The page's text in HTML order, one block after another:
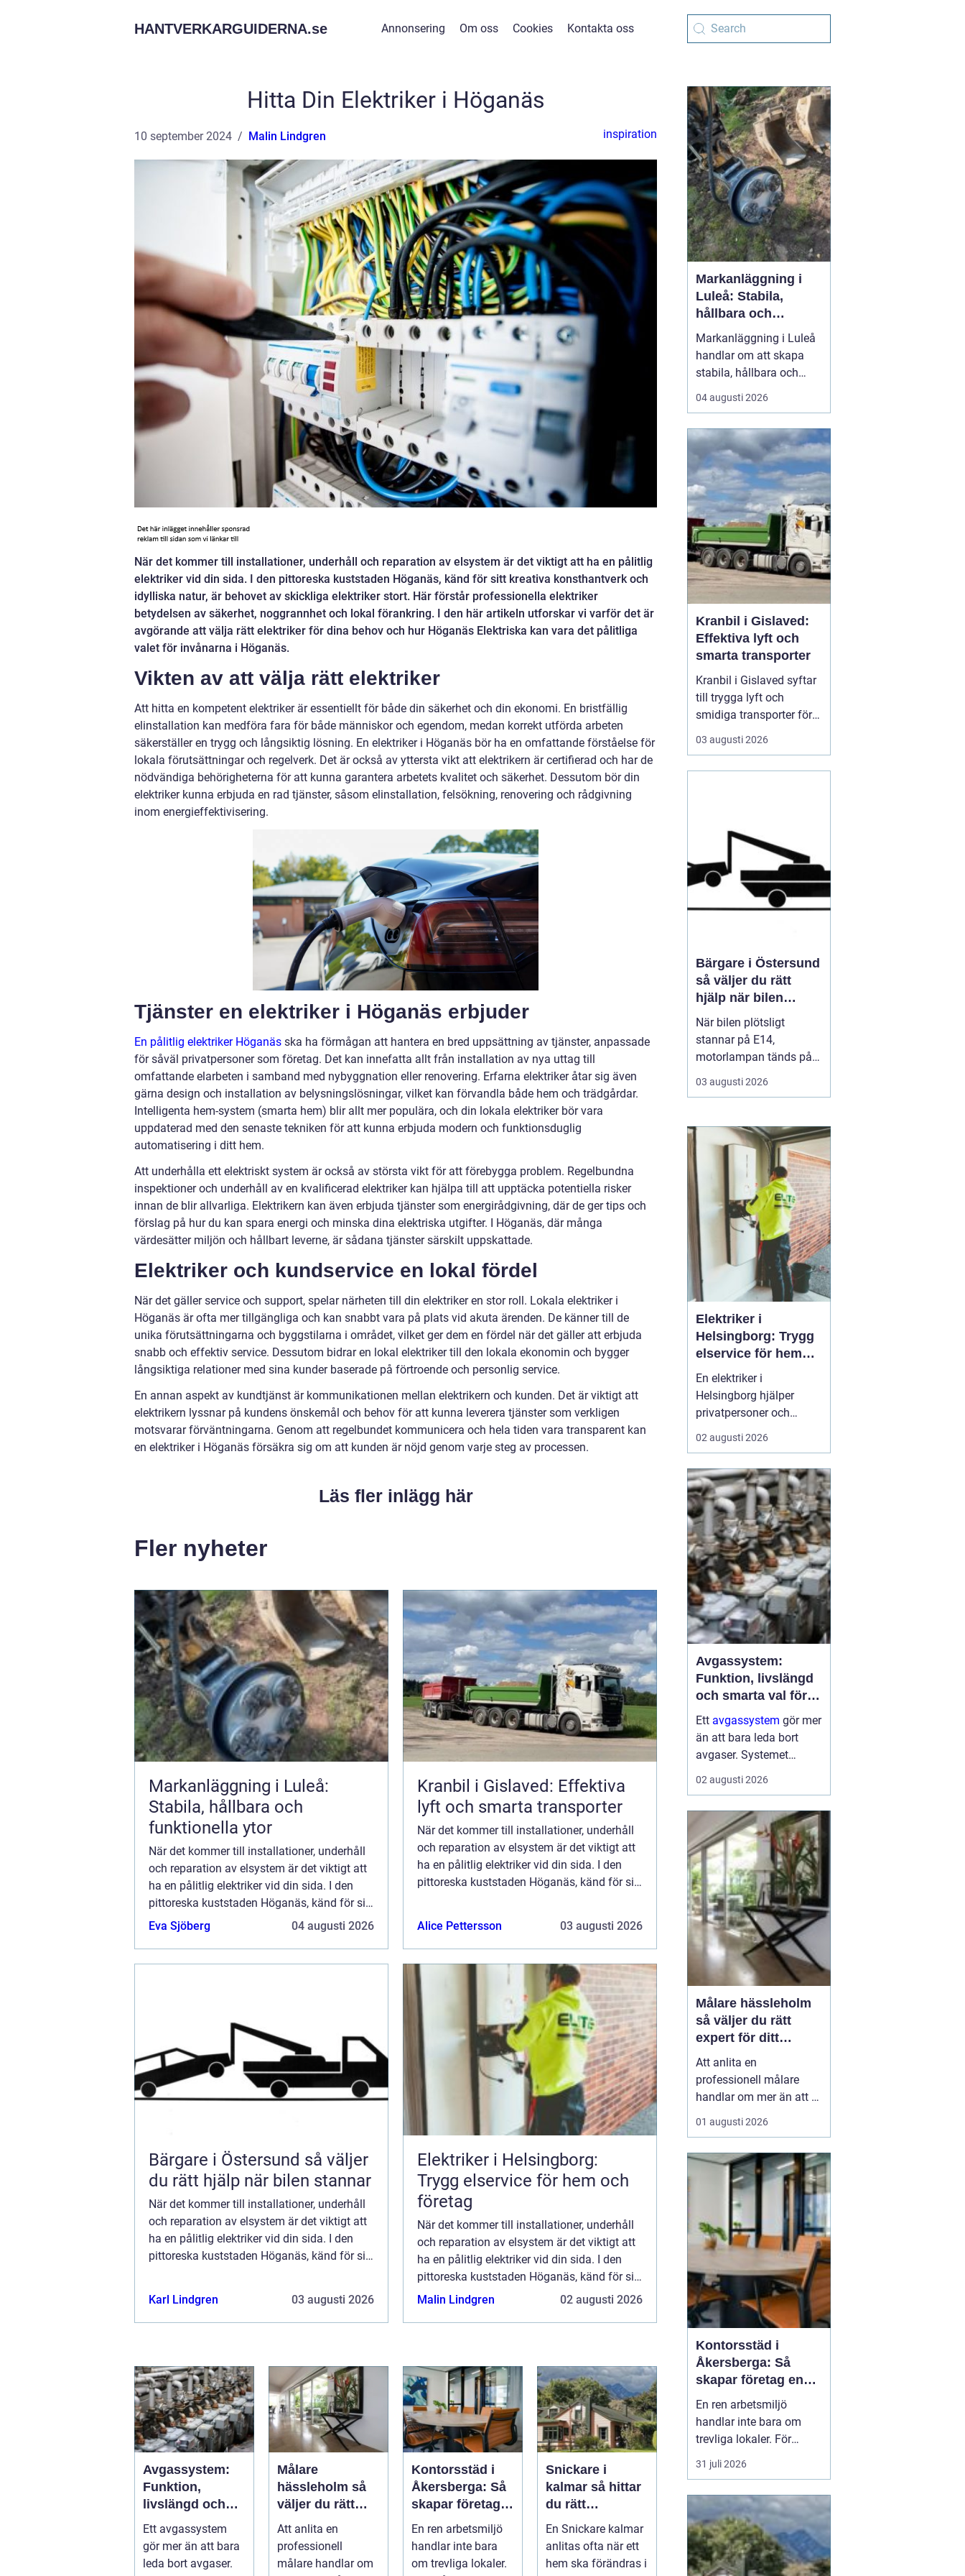
HANTVERKARGUIDERNA.se Annonsering Om oss Cookies Kontakta oss
Hitta Din Elektriker i Höganäs
10 september 2024 Malin Lindgren inspiration
När det kommer till installationer, underhåll och reparation av elsystem är det viktigt att ha en pålitlig
elektriker vid din sida. I den pittoreska kuststaden Höganäs, känd för sitt kreativa konsthantverk och
idylliska natur, är behovet av skickliga elektriker stort. Här förstår professionella elektriker
betydelsen av säkerhet, noggrannhet och lokal förankring. I den här artikeln utforskar vi varför det är
avgörande att välja rätt elektriker för dina behov och hur Höganäs Elektriska kan vara det pålitliga
valet för invånarna i Höganäs.
Vikten av att välja rätt elektriker
Att hitta en kompetent elektriker är essentiellt för både din säkerhet och din ekonomi. En bristfällig
elinstallation kan medföra fara för både människor och egendom, medan korrekt utförda arbeten
säkerställer en trygg och långsiktig lösning. En elektriker i Höganäs bör ha en omfattande förståelse för
lokala förutsättningar och regelverk. Det är också av yttersta vikt att elektrikern är certifierad och har de
nödvändiga behörigheterna för att kunna garantera arbetets kvalitet och säkerhet. Dessutom bör din
elektriker kunna erbjuda en rad tjänster, såsom elinstallation, felsökning, renovering och rådgivning
inom energieffektivisering.
Tjänster en elektriker i Höganäs erbjuder
En pålitlig elektriker Höganäs ska ha förmågan att hantera en bred uppsättning av tjänster, anpassade
för såväl privatpersoner som företag. Det kan innefatta allt från installation av nya uttag till
omfattande elarbeten i samband med nybyggnation eller renovering. Erfarna elektriker åtar sig även
gärna design och installation av belysningslösningar, vilket kan förvandla både hem och trädgårdar.
Intelligenta hem-system (smarta hem) blir allt mer populära, och din lokala elektriker bör vara
uppdaterad med den senaste tekniken för att kunna erbjuda modern och funktionsduglig
automatisering i ditt hem.
Att underhålla ett elektriskt system är också av största vikt för att förebygga problem. Regelbundna
inspektioner och underhåll av en kvalificerad elektriker kan hjälpa till att upptäcka potentiella risker
innan de blir allvarliga. Elektrikern kan även erbjuda tjänster som energirådgivning, där de ger tips och
förslag på hur du kan spara energi och minska dina elektriska utgifter. I Höganäs, där många
värdesätter miljön och hållbart leverne, är sådana tjänster särskilt uppskattade.
Elektriker och kundservice en lokal fördel
När det gäller service och support, spelar närheten till din elektriker en stor roll. Lokala elektriker i
Höganäs är ofta mer tillgängliga och kan snabbt vara på plats vid akuta ärenden. De känner till de
unika förutsättningarna och byggstilarna i området, vilket ger dem en fördel när det gäller att erbjuda
snabb och effektiv service. Dessutom bidrar en lokal elektriker till den lokala ekonomin och bygger
långsiktiga relationer med sina kunder baserade på förtroende och personlig service.
En annan aspekt av kundtjänst är kommunikationen mellan elektrikern och kunden. Det är viktigt att
elektrikern lyssnar på kundens önskemål och behov för att kunna leverera tjänster som verkligen
motsvarar förväntningarna. Genom att regelbundet kommunicera och hela tiden vara transparent kan
en elektriker i Höganäs försäkra sig om att kunden är nöjd genom varje steg av processen.
Läs fler inlägg här
Fler nyheter
Markanläggning i Luleå:
Stabila, hållbara och
funktionella ytor
När det kommer till installationer, underhåll
och reparation av elsystem är det viktigt att
ha en pålitlig elektriker vid din sida. I den
pittoreska kuststaden Höganäs, känd för sitt
kreativa konsthantverk oc...
Eva Sjöberg 04 augusti 2026
Kranbil i Gislaved: Effektiva
lyft och smarta transporter
När det kommer till installationer, underhåll
och reparation av elsystem är det viktigt att
ha en pålitlig elektriker vid din sida. I den
pittoreska kuststaden Höganäs, känd för sitt
Alice Pettersson
03 augusti 2026
Bärgare i Östersund så väljer
du rätt hjälp när bilen stannar
När det kommer till installationer, underhåll
och reparation av elsystem är det viktigt att
ha en pålitlig elektriker vid din sida. I den
pittoreska kuststaden Höganäs, känd för sitt
Karl Lindgren
03 augusti 2026
Elektriker i Helsingborg:
Trygg elservice för hem och
företag
När det kommer till installationer, underhåll
och reparation av elsystem är det viktigt att
ha en pålitlig elektriker vid din sida. I den
pittoreska kuststaden Höganäs, känd för sitt
kreativa konsthantverk oc...
Malin Lindgren 02 augusti 2026
Avgassystem:
Funktion,
livslängd och
smarta val för
bilägare
Ett avgassystem
gör mer än att bara
leda bort avgaser.
Målare
hässleholm så
väljer du rätt
expert för ditt
måleriprojekt
Att anlita en
professionell
målare handlar om
Kontorsstäd i
Åkersberga: Så
skapar företag
en ren, trygg
och effektiv
arbetsplats
En ren arbetsmiljö
handlar inte bara
om trevliga lokaler.
Snickare i
kalmar så hittar
du rätt
hantverkare för
ditt byggprojekt
En Snickare kalmar
anlitas ofta när ett
hem ska förändras i
Markanläggning i
Luleå: Stabila,
hållbara och
funktionella ytor
Markanläggning i Luleå
handlar om att skapa
stabila, hållbara och
funktionella ytor för
bostäder, vägar,
ledningar i ett klimat
som ställer höga krav på
både planering och ut...
04 augusti 2026
Kranbil i Gislaved:
Effektiva lyft och
smarta transporter
Kranbil i Gislaved syftar
till trygga lyft och
smidiga transporter för
både privatpersoner och
företag i
fordon och rätt ...
03 augusti 2026
Bärgare i Östersund
så väljer du rätt
hjälp när bilen
stannar
När bilen plötsligt
stannar på E14,
motorlampan tänds på
väg hem från fjällen eller
en tung lastbil fastnar i
minuter kännas som
timmar. Enpålitlig
bärgare Östersund blir...
03 augusti 2026
Elektriker i
Helsingborg: Trygg
elservice för hem
och företag
En elektriker i
Helsingborg hjälper
privatpersoner och
företag med trygg, säker
och effektiv elservice.
enkla reparationer och
byte av uttag till
kompletta
elinstallationer,
felsökning vid akuta
fel,...
02 augusti 2026
Avgassystem:
Funktion, livslängd
och smarta val för
bilägare
Ett avgassystem gör mer
än att bara leda bort
avgaser. Systemet
dämpar ljud, minskar
skadliga utsläpp och
passagerare. När
avgassystemet fungerar
som det ...
02 augusti 2026
Målare hässleholm
så väljer du rätt
expert för ditt
måleriprojekt
Att anlita en
professionell målare
handlar om mer än att få
nya färger på väggarna.
En kunnig hantverkare
på husets ytor, höja
värdet på bostaden och
skapa miljöer som
känns både lugna och
inspirerande i vardagen.
För den som...
01 augusti 2026
Kontorsstäd i
Åkersberga: Så
skapar företag en
ren, trygg och
effektiv arbetsplats
En ren arbetsmiljö
handlar inte bara om
trevliga lokaler. För
många företag i
Åkersberga påverkar
trivsel och resultat i
vardagen. När skrivbord,
mötesrum och
personalu...
31 juli 2026